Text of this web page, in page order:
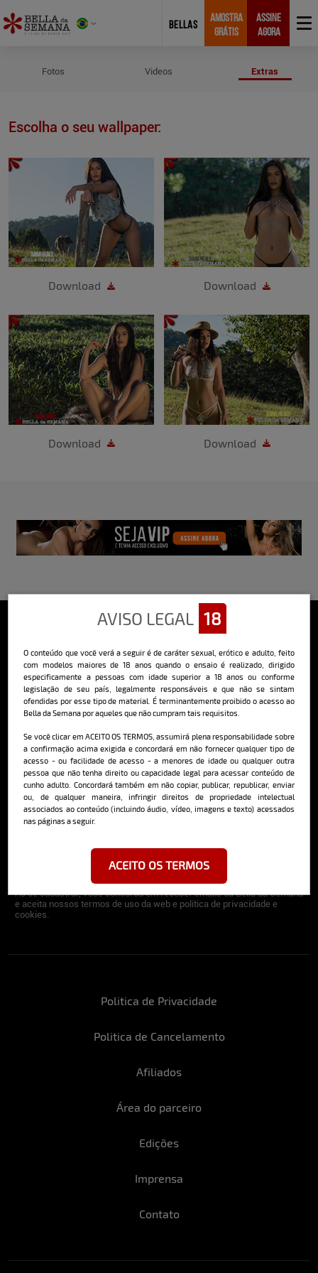
BELLAS
AMOSTRA
GRÁTIS
ASSINE
AGORA
Fotos Videos Extras
Escolha o seu wallpaper:
Download Download
Download Download
AVISO LEGAL 18
O conteúdo que você verá a seguir é de caráter sexual, erótico e adulto, feito
com modelos maiores de 18 anos quando o ensaio é realizado, dirigido
especificamente a pessoas com idade superior a 18 anos ou conforme
legislação de seu país, legalmente responsáveis e que não se sintam
ofendidas por esse tipo de material. É terminantemente proibido o acesso ao
Bella da Semana por aqueles que não cumpram tais requisitos.
Se você clicar em ACEITO OS TERMOS, assumirá plena responsabilidade sobre
a confirmação acima exigida e concordará em não fornecer qualquer tipo de
acesso - ou facilidade de acesso - a menores de idade ou qualquer outra
pessoa que não tenha direito ou capacidade legal para acessar conteúdo de
cunho adulto. Concordará também em não copiar, publicar, republicar, enviar
ou, de qualquer maneira, infringir direitos de propriedade intelectual
associados ao conteúdo (incluindo áudio, vídeo, imagens e texto) acessados
nas páginas a seguir.
ACEITO OS TERMOS
Sobre o Bella
O Bella da Semana é a maior e mais longeva revista masculina digital
do Brasil, com ensaios fotográficos e vídeos exclusivos de alta
qualidade, além de conteúdo editorial sobre saúde, esportes, moda,
comportamento, relacionamentos, tecnologia e erotismo.
Politica de Privacidade
Politica de Cancelamento
Afiliados
Área do parceiro
Edições
Imprensa
Contato
Cadastre-se e receba a mais
deliciosa newsletter da internet
Ao se cadastrar, você concorda em receber emails da Bella da Semana
e aceita nossos termos de uso da web e política de privacidade e
cookies.